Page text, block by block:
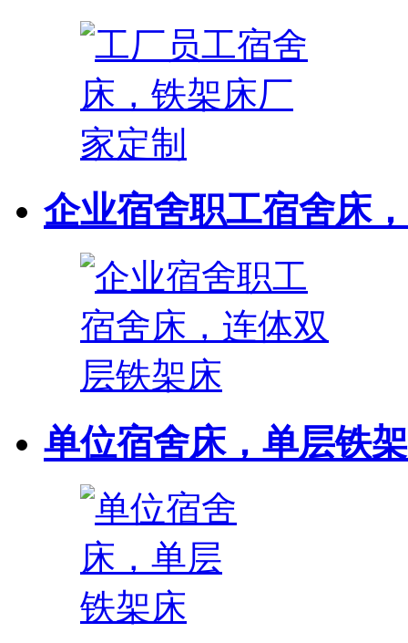
企业宿舍职工宿舍床
单位宿舍床，单层铁